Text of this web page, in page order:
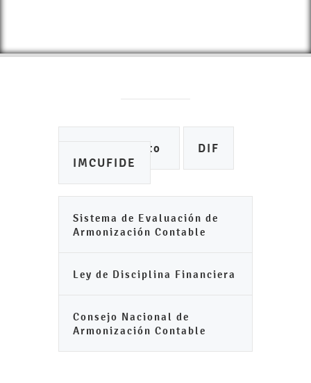
Ayuntamiento
DIF
IMCUFIDE
Sistema de Evaluación de
Armonización Contable
Ley de Disciplina Financiera
Consejo Nacional de
Armonización Contable